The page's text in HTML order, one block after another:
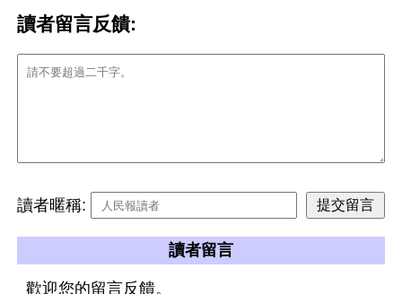
讀者留言反饋:
讀者暱稱:
讀者留言
歡迎您的留言反饋。